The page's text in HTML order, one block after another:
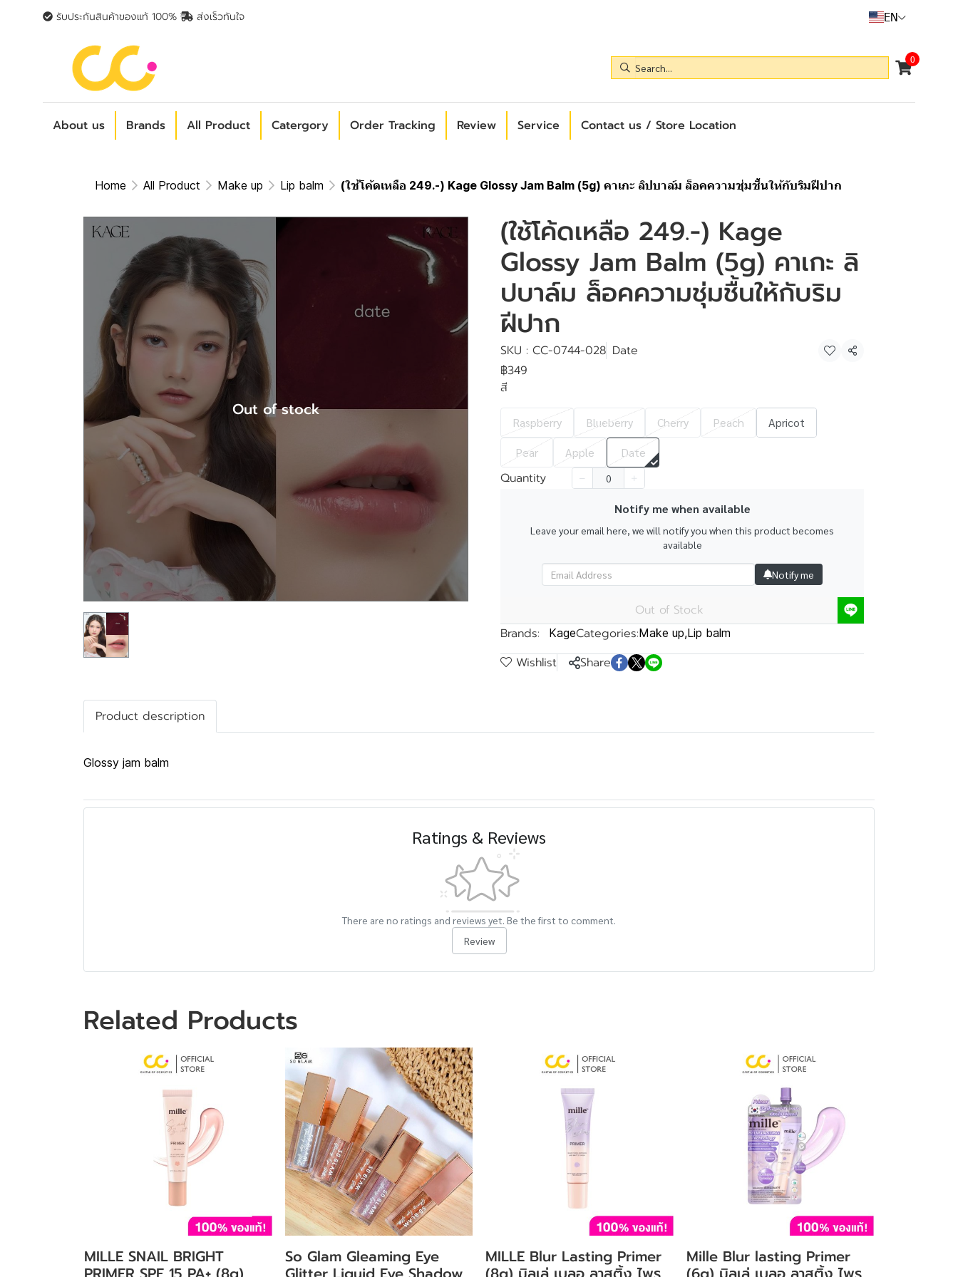
รับประกันสินค้าของแท้ 100% ส่งเร็วทันใจ EN
0
About us Brands All Product Catergory Order Tracking Review Service Contact us / Store Location
Home All Product Make up Lip balm (ใช้โค้ดเหลือ 249.-) Kage Glossy Jam Balm (5g) คาเกะ ลิปบาล์ม ล็อคความชุ่มชื้นให้กับริมฝีปาก
Out of stock
(ใช้โค้ดเหลือ 249.-) Kage
Glossy Jam Balm (5g) คาเกะ ลิ
ปบาล์ม ล็อคความชุ่มชื้นให้กับริม
ฝีปาก
SKU : CC-0744-028 Date
Share
฿349
สี
Raspberry Blueberry Cherry Peach
Apricot
Pear
Apple Date
Quantity
Notify me when available
Leave your email here, we will notify you when this product becomes
available
Notify me
Out of Stock
Brands:
KageCategories:Make up,Lip balm
Wishlist Share
Product description
Glossy jam balm
Ratings & Reviews
There are no ratings and reviews yet. Be the first to comment.
Review
Related Products
MILLE SNAIL BRIGHT
So Glam Gleaming Eye
MILLE Blur Lasting Primer
Mille Blur lasting Primer